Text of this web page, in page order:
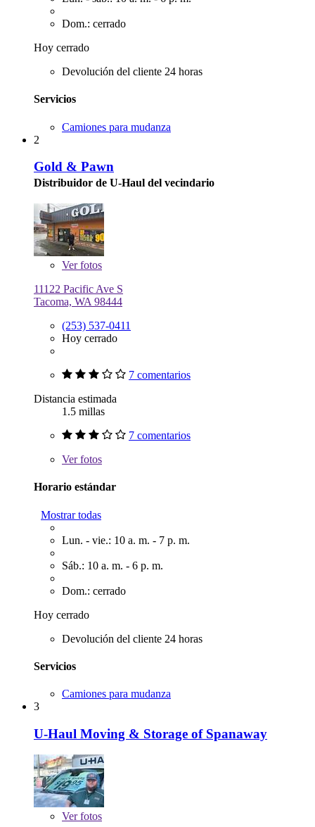
Dom.: cerrado
Hoy cerrado
Devolución del cliente 24 horas
Servicios
Camiones para mudanza
2
Gold & Pawn
Distribuidor de U-Haul del vecindario
Verfotos
11122 Pacific Ave S
Tacoma, WA 98444
(253) 537-0411
Hoy cerrado
7 comentarios
Distancia estimada
1.5 millas
7 comentarios
Verfotos
Horario estándar
Mostrar todas
Lun. - vie.: 10 a. m. - 7 p. m.
Sáb.: 10 a. m. - 6 p. m.
Dom.: cerrado
Hoy cerrado
Devolución del cliente 24 horas
Servicios
Camiones para mudanza
3
U-Haul Moving & Storage of Spanaway
Verfotos